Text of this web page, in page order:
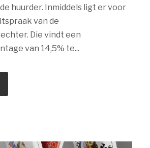
huurder. Inmiddels ligt er voor
van de
Die vindt een
van 14,5% te...